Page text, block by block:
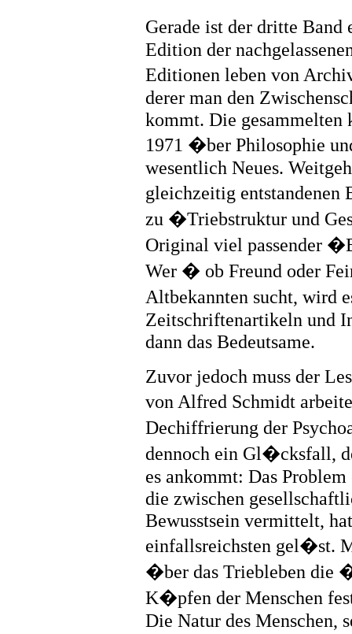
Gerade ist der dritte
Edition der
Editionen leben von
derer man den
kommt. Die gesammelten
1971 �ber Philosophie
wesentlich Neues.
gleichzeitig entstandenen
zu �Triebstruktur und
Original viel passender
Wer � ob Freund oder
Altbekannten sucht, wird
Zeitschriftenartikeln und
dann das Bedeutsame.
Zuvor jedoch muss der
von Alfred Schmidt
Dechiffrierung der
dennoch ein Gl�cksfall,
es ankommt: Das
die zwischen
Bewusstsein vermittelt,
einfallsreichsten gel�st.
�ber das Triebleben die
K�pfen der Menschen
Die Natur des Menschen,